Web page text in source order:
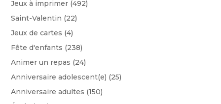
Jeux à imprimer (492)
Saint-Valentin (22)
Jeux de cartes (4)
Fête d'enfants (238)
Animer un repas (24)
Anniversaire adolescent(e) (25)
Anniversaire adultes (150)